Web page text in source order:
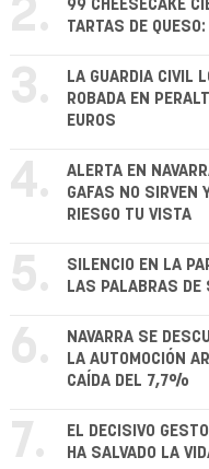
2.
99 CHEESECAKE
TARTAS DE
3.
LA GUARDIA CIVIL
ROBADA EN
EUROS
4.
ALERTA EN
GAFAS NO SIRVEN
RIESGO TU VISTA
5.
SILENCIO EN LA
LAS PALABRAS DE
6.
NAVARRA SE
LA AUTOMOCIÓN
CAÍDA DEL 7,7%
7.
EL DECISIVO
HA SALVADO LA